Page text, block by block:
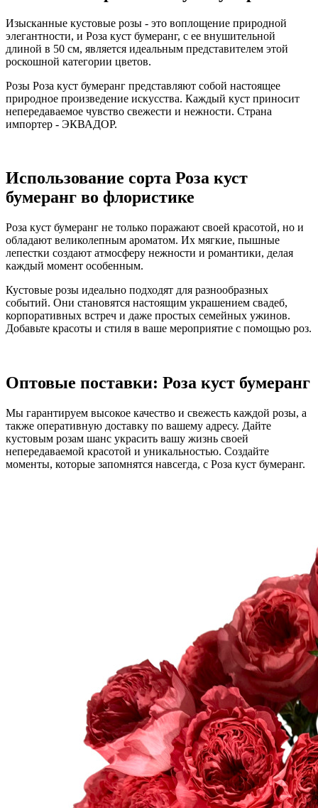
Изысканные кустовые розы - это воплощение природной
элегантности, и Роза куст бумеранг, с ее внушительной
длиной в 50 см, является идеальным представителем этой
роскошной категории цветов.
Розы Роза куст бумеранг представляют собой настоящее
природное произведение искусства. Каждый куст приносит
непередаваемое чувство свежести и нежности. Страна
импортер - ЭКВАДОР.
Использование сорта Роза куст
бумеранг во флористике
Роза куст бумеранг не только поражают своей красотой, но и
обладают великолепным ароматом. Их мягкие, пышные
лепестки создают атмосферу нежности и романтики, делая
каждый момент особенным.
Кустовые розы идеально подходят для разнообразных
событий. Они становятся настоящим украшением свадеб,
корпоративных встреч и даже простых семейных ужинов.
Добавьте красоты и стиля в ваше мероприятие с помощью роз.
Оптовые поставки: Роза куст бумеранг
Мы гарантируем высокое качество и свежесть каждой розы, а
также оперативную доставку по вашему адресу. Дайте
кустовым розам шанс украсить вашу жизнь своей
непередаваемой красотой и уникальностью. Создайте
моменты, которые запомнятся навсегда, с Роза куст бумеранг.